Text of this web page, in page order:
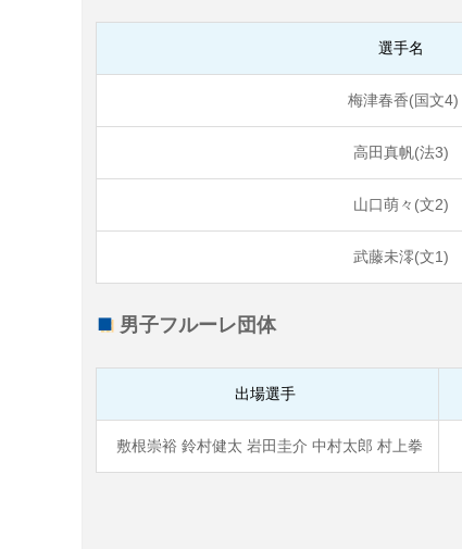
選手名
梅津春香(国文4)
高田真帆(法3)
山口萌々(文2)
武藤未澪(文1)
男子フルーレ団体
出場選手
敷根崇裕 鈴村健太 岩田圭介 中村太郎 村上拳